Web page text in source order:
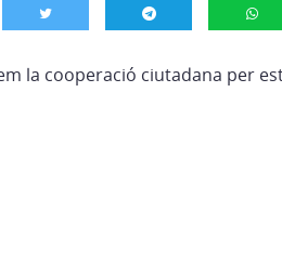
la cooperació ciutadana per